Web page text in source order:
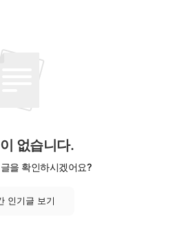
없습니다.
을 확인하시겠어요?
인기글 보기